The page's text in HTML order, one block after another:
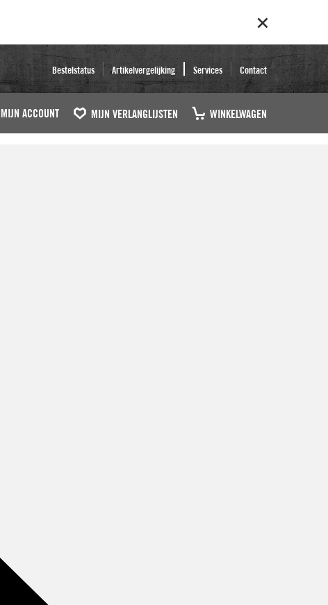
Bestelstatus Artikelvergelijking Services Contact
MIJN ACCOUNT MIJN VERLANGLIJSTEN WINKELWAGEN